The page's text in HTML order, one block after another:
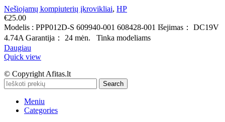
Nešiojamų kompiuterių įkrovikliai, HP
€25.00
Modelis : PPP012D-S 609940-001 608428-001 Išejimas： DC19V
4.74A Garantija： 24 mėn. Tinka modeliams
Daugiau
Quick view
© Copyright Afitas.lt
Search
Meniu
Categories